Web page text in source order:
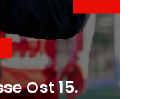
Ost 15.